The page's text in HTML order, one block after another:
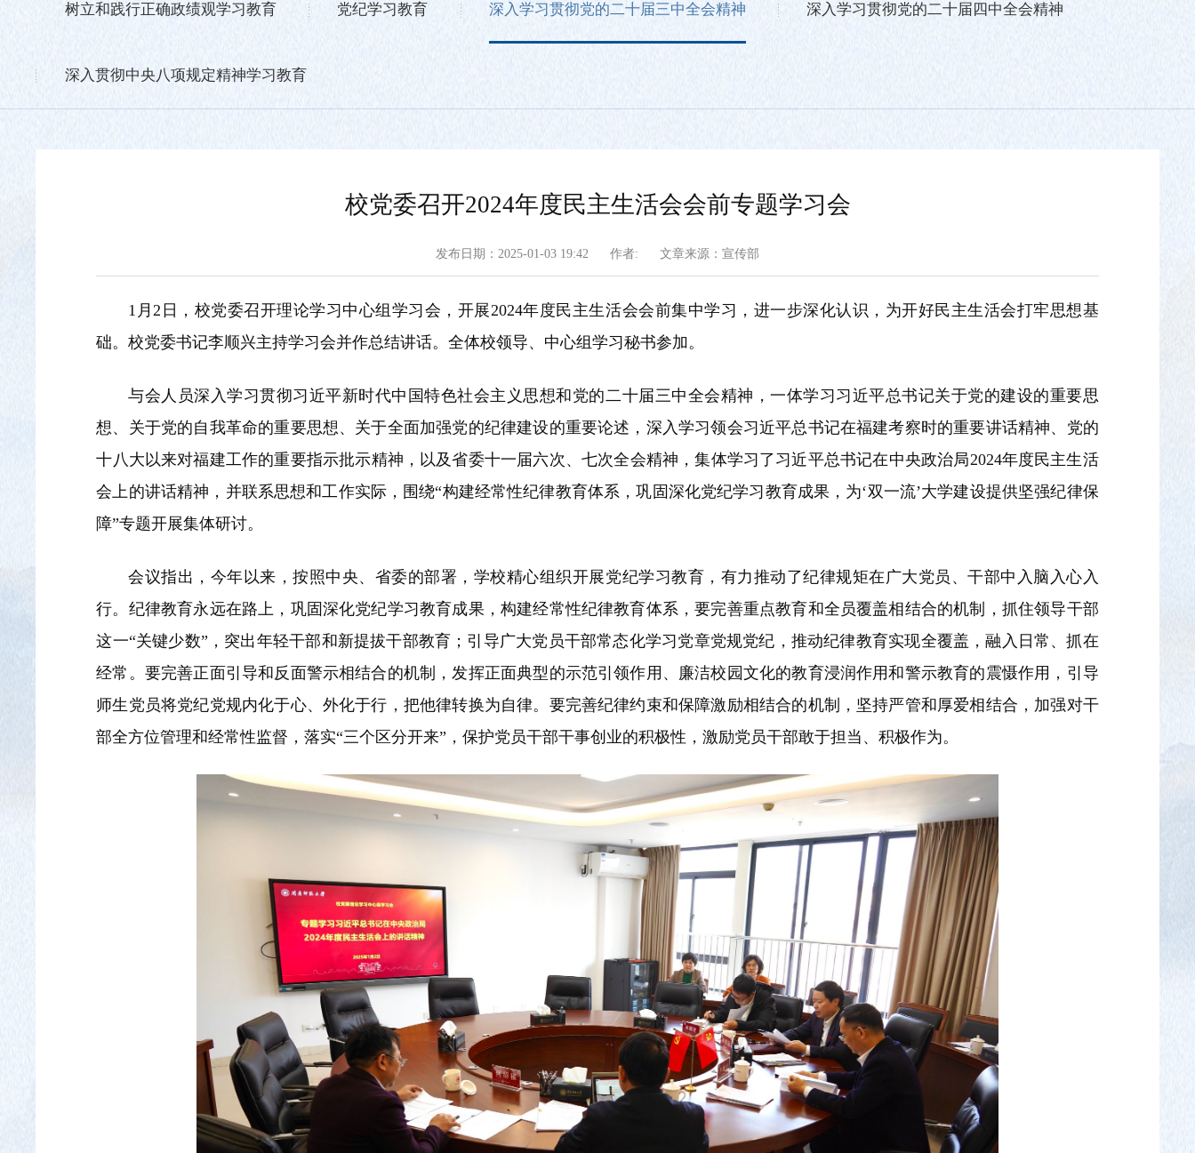
树立和践行正确政绩观学习教育 党纪学习教育 深入学习贯彻党的二十届三中全会精神 深入学习贯彻党的二十届四中全会精神
深入贯彻中央八项规定精神学习教育
校党委召开2024年度民主生活会会前专题学习会
发布日期：2025-01-03 19:42 作者: 文章来源：宣传部
1月2日，校党委召开理论学习中心组学习会，开展2024年度民主生活会会前集中学习，进一步深化认识，为开好民主生活会打牢思想基
础。校党委书记李顺兴主持学习会并作总结讲话。全体校领导、中心组学习秘书参加。
与会人员深入学习贯彻习近平新时代中国特色社会主义思想和党的二十届三中全会精神，一体学习习近平总书记关于党的建设的重要思
想、关于党的自我革命的重要思想、关于全面加强党的纪律建设的重要论述，深入学习领会习近平总书记在福建考察时的重要讲话精神、党的
十八大以来对福建工作的重要指示批示精神，以及省委十一届六次、七次全会精神，集体学习了习近平总书记在中央政治局2024年度民主生活
会上的讲话精神，并联系思想和工作实际，围绕“构建经常性纪律教育体系，巩固深化党纪学习教育成果，为‘双一流’大学建设提供坚强纪律保
障”专题开展集体研讨。
会议指出，今年以来，按照中央、省委的部署，学校精心组织开展党纪学习教育，有力推动了纪律规矩在广大党员、干部中入脑入心入
行。纪律教育永远在路上，巩固深化党纪学习教育成果，构建经常性纪律教育体系，要完善重点教育和全员覆盖相结合的机制，抓住领导干部
这一“关键少数”，突出年轻干部和新提拔干部教育；引导广大党员干部常态化学习党章党规党纪，推动纪律教育实现全覆盖，融入日常、抓在
经常。要完善正面引导和反面警示相结合的机制，发挥正面典型的示范引领作用、廉洁校园文化的教育浸润作用和警示教育的震慑作用，引导
师生党员将党纪党规内化于心、外化于行，把他律转换为自律。要完善纪律约束和保障激励相结合的机制，坚持严管和厚爱相结合，加强对干
部全方位管理和经常性监督，落实“三个区分开来”，保护党员干部干事创业的积极性，激励党员干部敢于担当、积极作为。